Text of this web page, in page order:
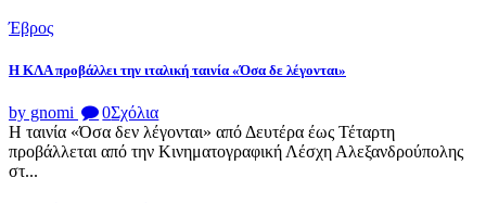
Έβρος
Η ΚΛΑ προβάλλει την ιταλική ταινία «Όσα δε λέγονται»
by gnomi 0Σχόλια
Η ταινία «Όσα δεν λέγονται» από Δευτέρα έως Τέταρτη
προβάλλεται από την Κινηματογραφική Λέσχη Αλεξανδρούπολης
στ...